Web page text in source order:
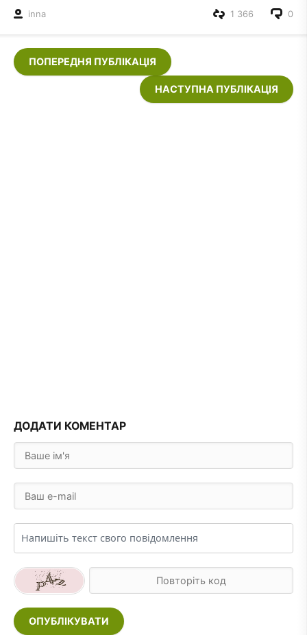
inna 0
1 366
ПОПЕРЕДНЯ ПУБЛІКАЦІЯ
НАСТУПНА ПУБЛІКАЦІЯ
ДОДАТИ КОМЕНТАР
ОПУБЛІКУВАТИ